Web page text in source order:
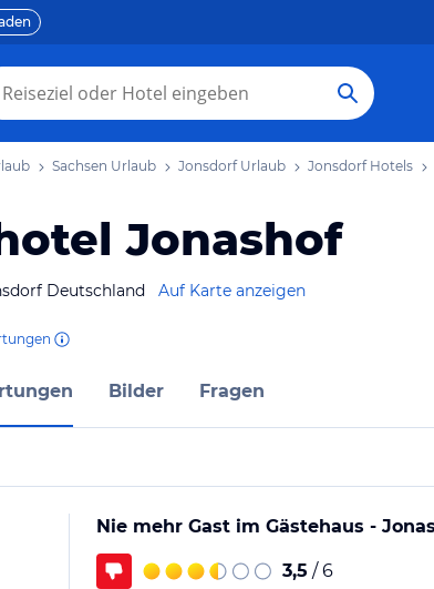
Sachsen Urlaub Jonsdorf Urlaub Jonsdorf Hotels
Jonashof
Deutschland Auf Karte anzeigen
Bilder Fragen
Nie mehr Gast im Gästehaus -
3,5 / 6